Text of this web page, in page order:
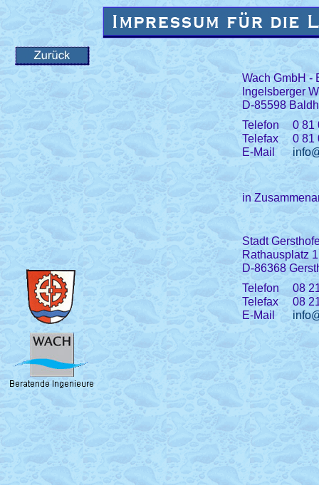
Wach GmbH -
Ingelsberger
D-85598
Telefon
Telefax
E-Mail
0 81
0 81
in
Stadt
Rathausplatz 1
D-86368
Telefon
Telefax
E-Mail
08
08